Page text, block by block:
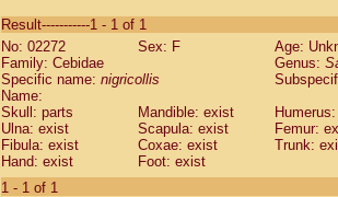
CebidaeSaguinus labiatus(0)
Cebidae Saguinus leucopus (0)
Cebidae
CebidaeSaguinus mystax
Cebidae Saguinus nigricollis (1)
Cebidae Saguinus oedipus
Cebidae Saguinus weddelli
Cebidae Saguinusspp.
Cebidae
Result-----------1 - 1 of 1
No: 02272
Sex: F
Age:
Family: Cebidae
Genus:
Specific name: nigricollis
Name:
Skull: parts
Mandible: exist
Ulna: exist
Scapula: exist
Femur:
Fibula: exist
Coxae: exist
Trunk:
Hand: exist
Foot: exist
1 - 1 of 1